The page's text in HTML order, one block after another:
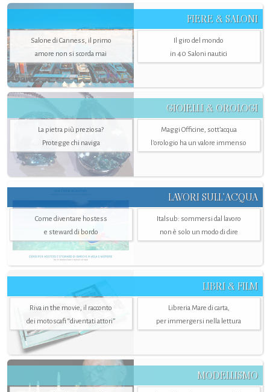
FIERE & SALONI
Salone di Canness, il primo
amore non si scorda mai
Il giro del mondo
in 40 Saloni nautici
GIOIELLI & OROLOGI
La pietra più preziosa?
Protegge chi naviga
Maggi Officine, sott’acqua
l'orologio ha un valore immenso
LAVORI SULL’ACQUA
Come diventare hostess
e steward di bordo
Italsub: sommersi dal lavoro
non è solo un modo di dire
LIBRI & FILM
Riva in the movie, il racconto
dei motoscafi “diventati attori”
Libreria Mare di carta,
per immergersi nella lettura
MODELLISMO